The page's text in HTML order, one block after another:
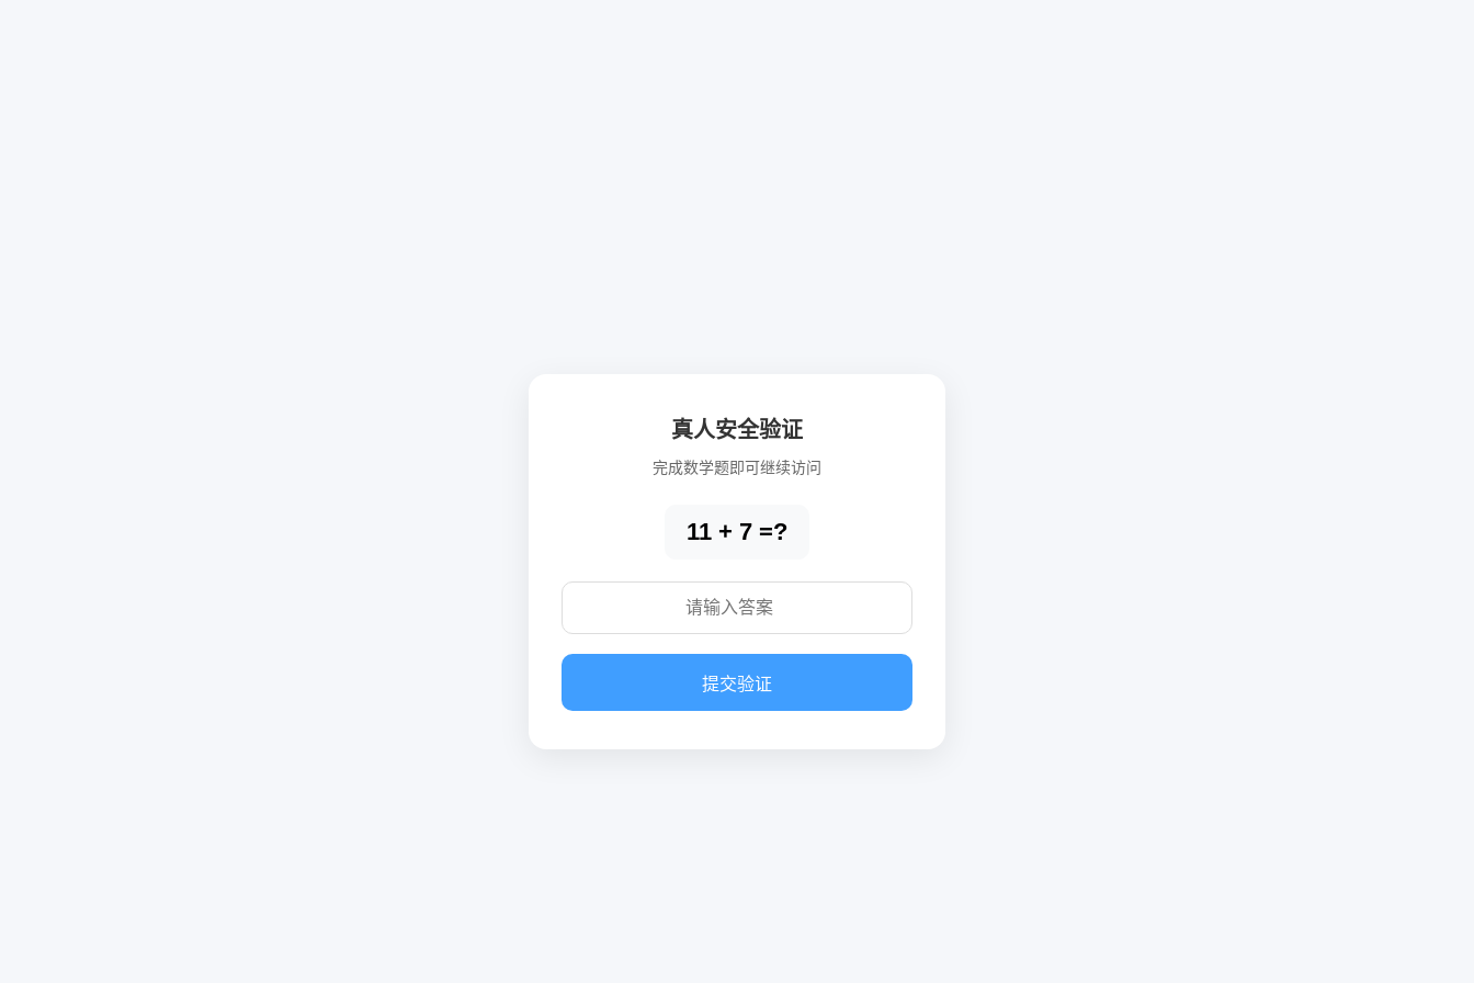
真人安全验证
完成数学题即可继续访问
11 + 7 =?
提交验证